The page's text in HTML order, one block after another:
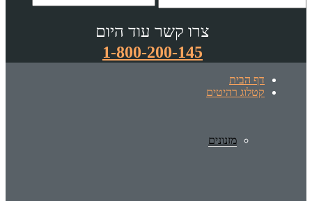
צרו קשר עוד היום
1-800-200-145
דף הבית
קטלוג רהיטים
מזנונים